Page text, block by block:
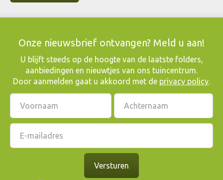
Onze nieuwsbrief ontvangen? Meld u aan!
​U blijft steeds op de hoogte van de laatste folders,
aanbiedingen en nieuwtjes van ons tuincentrum.
Door aanmelden gaat u akkoord met de privacy policy.